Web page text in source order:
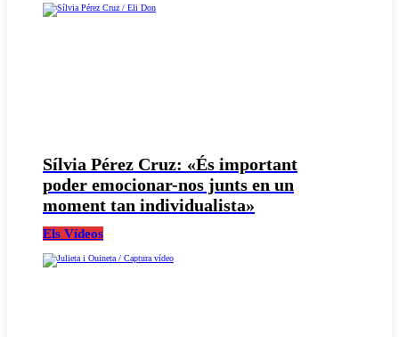
Sílvia Pérez Cruz: «És important
poder emocionar-nos junts en un
moment tan individualista»
Els Vídeos